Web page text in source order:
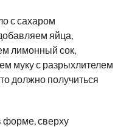
с сахаром
яйца,
лимонный сок,
муку с разрыхлителем
должно получиться
форме, сверху